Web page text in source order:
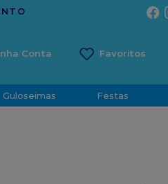
DESDE 2001
Conta
Guloseimas Festas